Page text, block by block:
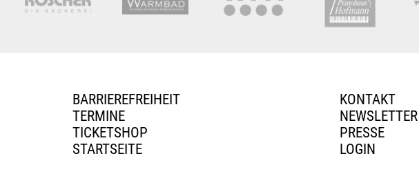
BARRIEREFREIHEIT
TERMINE
TICKETSHOP
STARTSEITE
KONTAKT
NEWSLETTER
PRESSE
LOGIN